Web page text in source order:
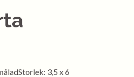
3,5 x 6